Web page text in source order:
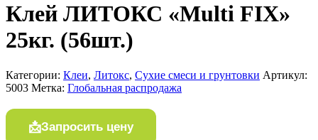
Клей ЛИТОКС «Multi FIX»
25кг. (56шт.)
Категории: Клеи, Литокс, Сухие смеси и грунтовки Артикул:
5003 Метка: Глобальная распродажа
Запросить цену